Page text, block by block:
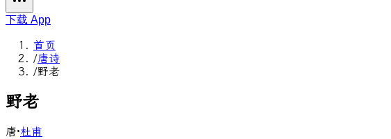
下载 App
首页
/唐诗
/野老
野老
唐·杜甫